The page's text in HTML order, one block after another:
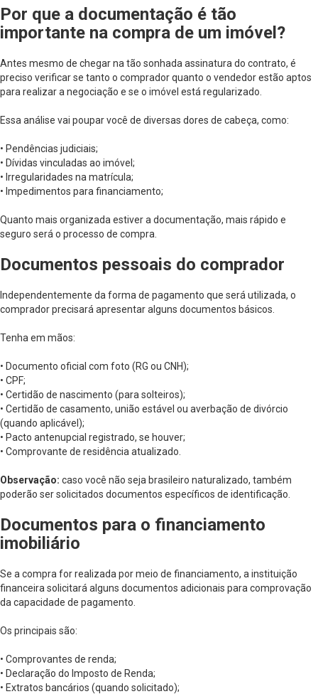
Por que a documentação é tão
importante na compra de um imóvel?
Antes mesmo de chegar na tão sonhada assinatura do contrato, é
preciso verificar se tanto o comprador quanto o vendedor estão aptos
para realizar a negociação e se o imóvel está regularizado.
Essa análise vai poupar você de diversas dores de cabeça, como:
• Pendências judiciais;
• Dívidas vinculadas ao imóvel;
• Irregularidades na matrícula;
• Impedimentos para financiamento;
Quanto mais organizada estiver a documentação, mais rápido e
seguro será o processo de compra.
Documentos pessoais do comprador
Independentemente da forma de pagamento que será utilizada, o
comprador precisará apresentar alguns documentos básicos.
Tenha em mãos:
• Documento oficial com foto (RG ou CNH);
• CPF;
• Certidão de nascimento (para solteiros);
• Certidão de casamento, união estável ou averbação de divórcio
(quando aplicável);
• Pacto antenupcial registrado, se houver;
• Comprovante de residência atualizado.
Observação: caso você não seja brasileiro naturalizado, também
poderão ser solicitados documentos específicos de identificação.
Documentos para o financiamento
imobiliário
Se a compra for realizada por meio de financiamento, a instituição
financeira solicitará alguns documentos adicionais para comprovação
da capacidade de pagamento.
Os principais são:
• Comprovantes de renda;
• Declaração do Imposto de Renda;
• Extratos bancários (quando solicitado);